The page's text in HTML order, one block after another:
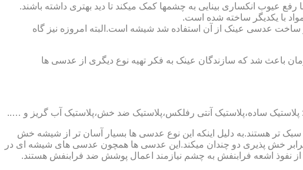
عیوب انکساری بینایی به چشمها کمک میکند تا دید بهتری داشته باشند.
مواد با یکدیگر ساخته شده است.
اولین و ابندایی ترین ماده ای که در ساخت عدسی عینک از آن استفاده شد شیشه است.البته امروزه نیز گاه
باعث شد که سازندگان عینک به فکر تهیه نوع دیگری از عدسی ها
تر هستند.به دلیل اینکه این نوع عدسی ها بسیار آسان تر از شیشه خش
خش پذیری دو چندان میکند.این عدسی ها همچون عدسی های شیشه ای در
نفوذ اشعه فرابنفش به چشم نیازمند اعمال پوشش ضد فرابنفش هستند.